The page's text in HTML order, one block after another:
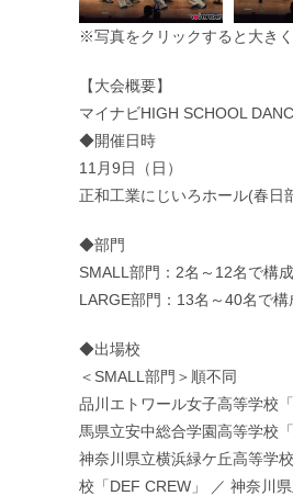
※写真をクリックすると大き
【大会概要】
マイナビHIGH SCHOOL
◆開催日時
11月9日（日）
正和工業にじいろホール(春日
◆部門
SMALL部門：2名～12名で構成
LARGE部門：13名～40名で構
◆出場校
＜SMALL部門＞順不同
品川エトワール女子高等学校
馬県立安中総合学園高等学校
神奈川県立横浜緑ケ丘高等学
校「DEF CREW」 ／ 神奈川